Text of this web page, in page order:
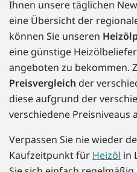
Ihnen unsere täglichen
eine Übersicht der
können Sie unseren
eine günstige
angeboten zu bekommen.
Preisvergleich der
diese aufgrund der
verschiedene Preisniveaus
Verpassen Sie nie wieder
Kaufzeitpunkt für Heizöl in